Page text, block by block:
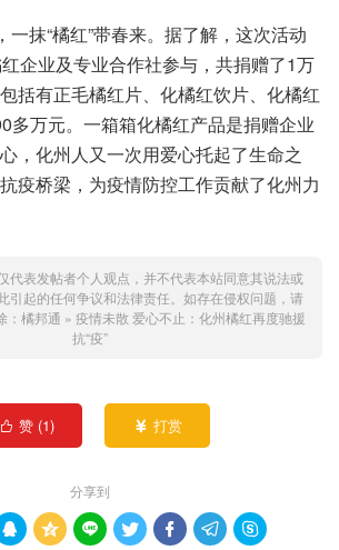
一抹“橘红”带春来。据了解，这次活动
企业及专业合作社参与，共捐赠了1万
括有正毛橘红片、化橘红饮片、化橘红
多万元。一箱箱化橘红产品是捐赠企业
，化州人又一次用爱心托起了生命之
疫桥梁，为疫情防控工作贡献了化州力
代表发帖者个人观点，并不代表本站同意其说法或
引起的任何争议和法律责任。如存在侵权问题，请
橘邦通 » 疫情未散 爱心不止：化州橘红再度驰援
抗“疫”
 赞 (1)  打赏
分享到
      